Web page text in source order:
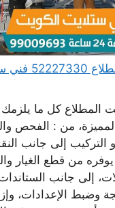
فني ستلايت
المطلاع كل ما
من : الفحص
إلى جانب
يوفره من قطع الغيار
إلى جانب
وضبط الإعدادات،